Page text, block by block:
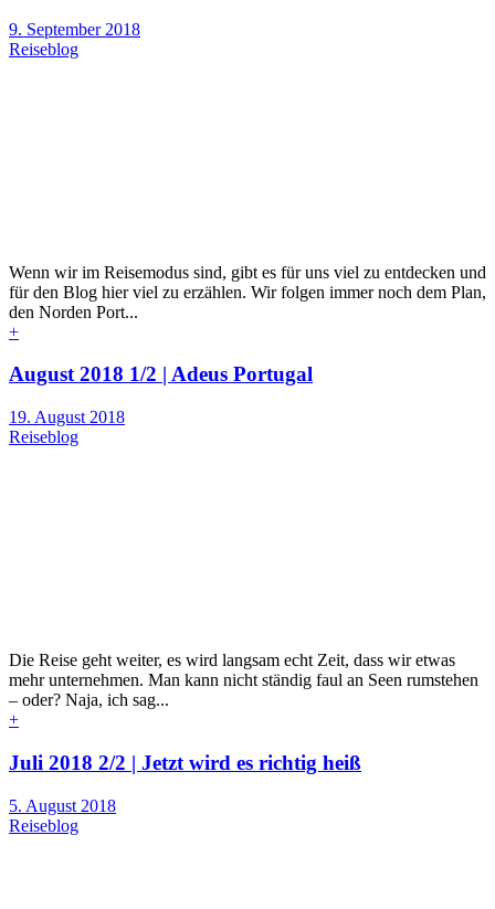
9. September 2018
Reiseblog
Wenn wir im Reisemodus sind, gibt es für uns viel zu entdecken und
für den Blog hier viel zu erzählen. Wir folgen immer noch dem Plan,
den Norden Port...
+
August 2018 1/2 | Adeus Portugal
19. August 2018
Reiseblog
Die Reise geht weiter, es wird langsam echt Zeit, dass wir etwas
mehr unternehmen. Man kann nicht ständig faul an Seen rumstehen
– oder? Naja, ich sag...
+
Juli 2018 2/2 | Jetzt wird es richtig heiß
5. August 2018
Reiseblog